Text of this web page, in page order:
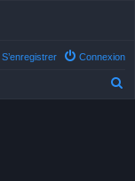
Connexion
S’enregistrer